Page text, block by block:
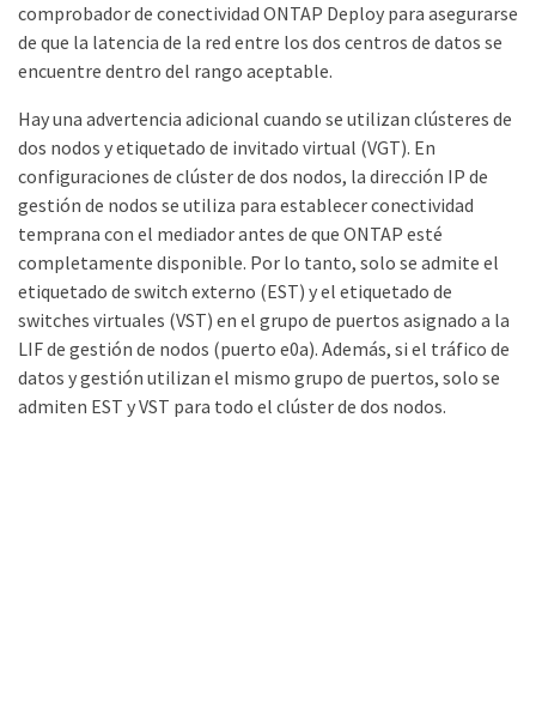
comprobador de conectividad ONTAP Deploy para asegurarse
de que la latencia de la red entre los dos centros de datos se
encuentre dentro del rango aceptable.
Hay una advertencia adicional cuando se utilizan clústeres de
dos nodos y etiquetado de invitado virtual (VGT). En
configuraciones de clúster de dos nodos, la dirección IP de
gestión de nodos se utiliza para establecer conectividad
temprana con el mediador antes de que ONTAP esté
completamente disponible. Por lo tanto, solo se admite el
etiquetado de switch externo (EST) y el etiquetado de
switches virtuales (VST) en el grupo de puertos asignado a la
LIF de gestión de nodos (puerto e0a). Además, si el tráfico de
datos y gestión utilizan el mismo grupo de puertos, solo se
admiten EST y VST para todo el clúster de dos nodos.